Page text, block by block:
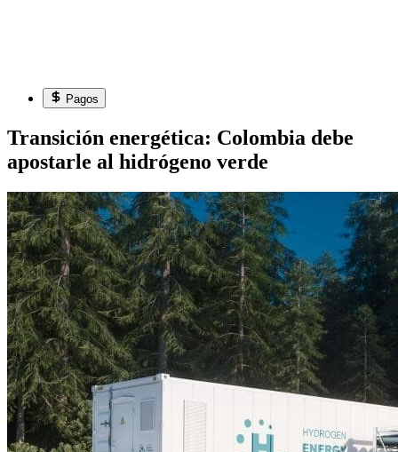
Pagos
Transición energética: Colombia debe
apostarle al hidrógeno verde